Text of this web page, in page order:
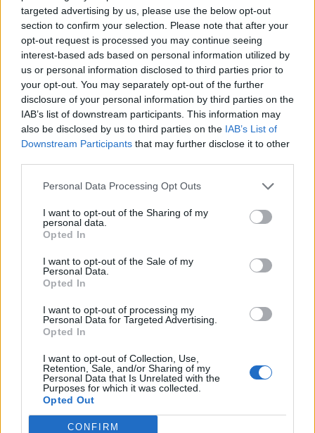
targeted advertising by us, please use the below opt-out
section to confirm your selection. Please note that after your
opt-out request is processed you may continue seeing
interest-based ads based on personal information utilized by
us or personal information disclosed to third parties prior to
your opt-out. You may separately opt-out of the further
disclosure of your personal information by third parties on the
IAB’s list of downstream participants. This information may
also be disclosed by us to third parties on the IAB’s List of
Downstream Participants that may further disclose it to other
Personal Data Processing Opt Outs
I want to opt-out of the Sharing of my
personal data.
Opted In
I want to opt-out of the Sale of my
Personal Data.
Opted In
I want to opt-out of processing my
Personal Data for Targeted Advertising.
Opted In
I want to opt-out of Collection, Use,
Retention, Sale, and/or Sharing of my
Personal Data that Is Unrelated with the
Purposes for which it was collected.
Opted Out
CONFIRM
2015 6.9
A fény hercegnője
2005
A Bermuda-háromszög
rejtélye
2013 9.1
Attack on Titan
2012
A szépség és a szörnyeteg
SOROZAT SOROZAT